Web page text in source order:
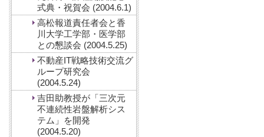
式典・祝賀会 (2004.6.1)
高松報道責任者会と香
川大学工学部・医学部
との懇談会 (2004.5.25)
不動産IT戦略技術交流グ
ループ研究会
(2004.5.24)
吉田助教授が「三次元
不連続性岩盤解析シス
テム」を開発
(2004.5.20)